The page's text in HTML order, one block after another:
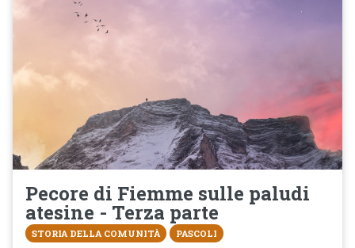
Pecore di Fiemme sulle paludi
atesine - Terza parte
STORIA DELLA COMUNITÀ PASCOLI